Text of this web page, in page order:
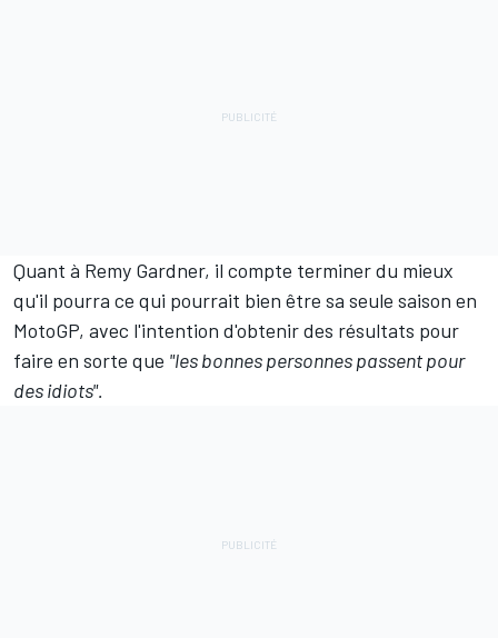
Quant à Remy Gardner, il compte terminer du mieux
qu'il pourra ce qui pourrait bien être sa seule saison en
MotoGP, avec l'intention d'obtenir des résultats pour
faire en sorte que "les bonnes personnes passent pour
des idiots".